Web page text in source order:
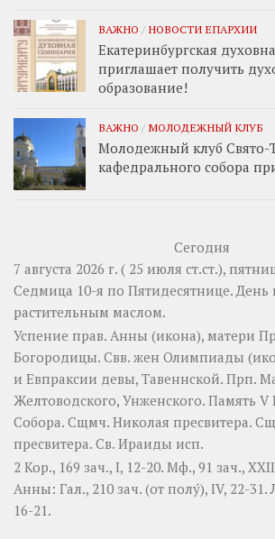
ВАЖНО / НОВОСТИ ЕПАРХИИ
Екатеринбургская
приглашает получить
образование!
ВАЖНО / МОЛОДЕЖНЫЙ КЛУБ
Молодежный клуб Свято-
кафедрального собора
Сегодня
7 августа 2026 г. ( 25 июля ст.ст.),
Седмица 10-я по Пятидесятнице. День
растительным маслом.
Успение прав. Анны (икона), матери
Богородицы. Свв. жен Олимпиады (
и Евпраксии девы, Тавеннской. Прп.
Желтоводского, Унженского. Память V
Собора. Сщмч. Николая пресвитера.
пресвитера. Св. Ираиды исп.
2 Кор., 169 зач., I, 12-20. Мф., 91 зач.,
Анны: Гал., 210 зач. (от полу́), IV, 22-31.
16-21.